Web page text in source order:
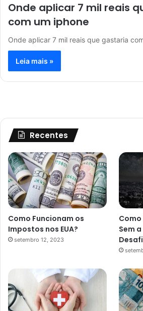
Onde aplicar 7 mil reais
com um iphone
Onde aplicar 7 mil reais que gastaria
Leia mais »
Recentes
Como Funcionam os
Impostos nos EUA?
setembro 12, 2023
Como
Sem